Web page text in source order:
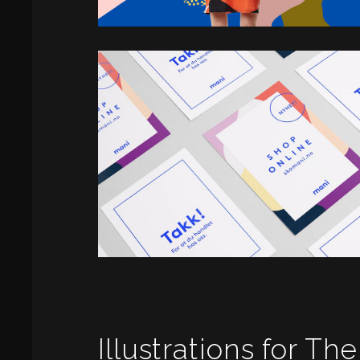
Illustrations for The